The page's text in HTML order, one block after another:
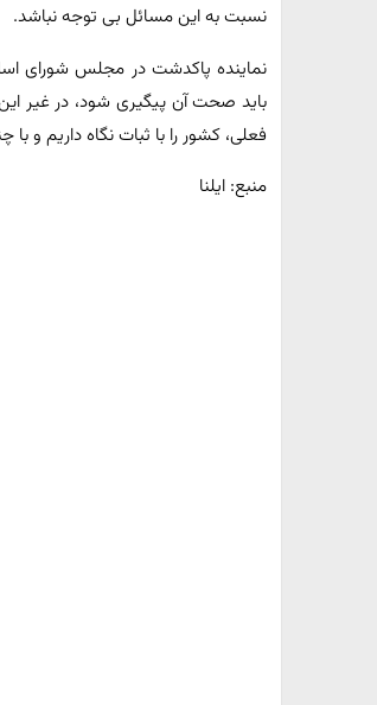
نسبت به این مسائل بی توجه نباشد.
نماینده پاکدشت در مجلس شورای
باید صحت آن پیگیری شود، در غیر این
فعلی، کشور را با ثبات نگاه داریم و
منبع: ایلنا